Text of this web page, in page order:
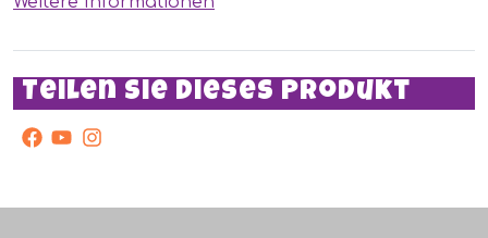
Teilen Sie dieses Produkt
facebook
Youtube
Instagram